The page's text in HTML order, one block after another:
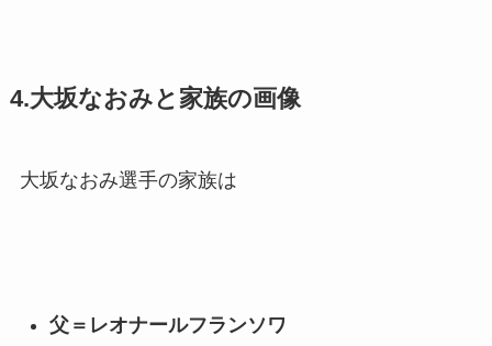
4.大坂なおみと家族の画像
大坂なおみ選手の家族は
父＝レオナールフランソワ